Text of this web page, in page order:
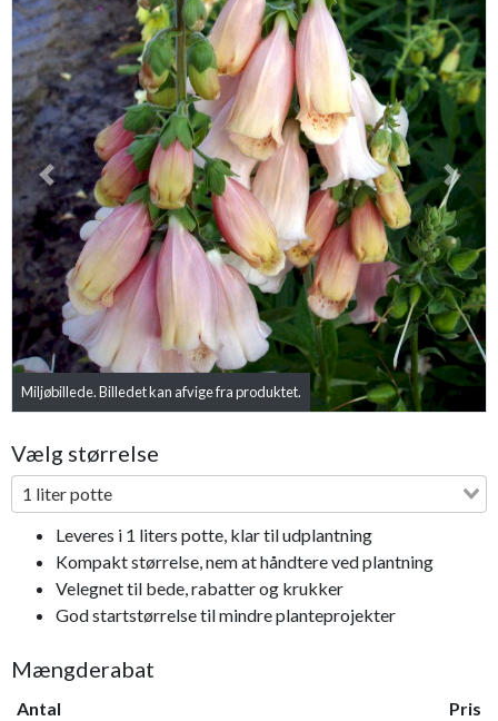
Miljøbillede. Billedet kan afvige fra produktet.
Previous Next
Vælg størrelse
1 liter potte
Leveres i 1 liters potte, klar til udplantning
Kompakt størrelse, nem at håndtere ved plantning
Velegnet til bede, rabatter og krukker
God startstørrelse til mindre planteprojekter
Mængderabat
Antal
Pris